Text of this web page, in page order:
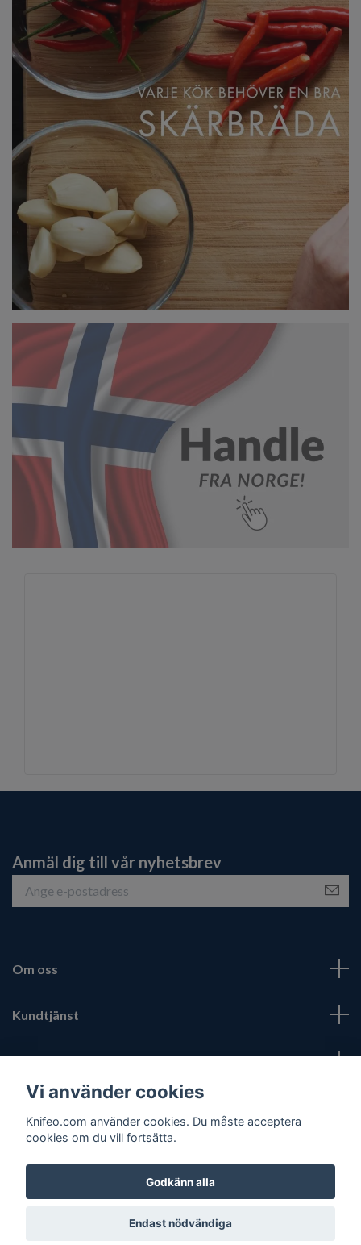
Anmäl dig till vår nyhetsbrev
Om oss
Kundtjänst
Fotmeny
© 2026 Knifeo.com
Vi använder cookies
Knifeo.com använder cookies. Du måste acceptera
cookies om du vill fortsätta.
Godkänn alla
Endast nödvändiga